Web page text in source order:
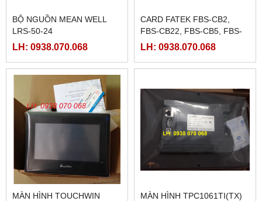
BỘ NGUỒN MEAN WELL
LRS-50-24
LH: 0938.070.068
CARD FATEK FBS-CB2,
FBS-CB22, FBS-CB5, FBS-
CB25, FBS-CB55
LH: 0938.070.068
MÀN HÌNH TOUCHWIN
MÀN HÌNH TPC1061TI(TX)